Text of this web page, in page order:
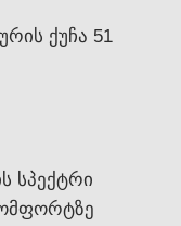
ქუჩა 51
სპექტრი